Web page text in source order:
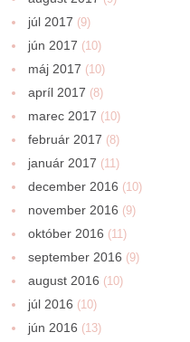
júl 2017 (9)
jún 2017 (10)
máj 2017 (10)
apríl 2017 (8)
marec 2017 (10)
február 2017 (8)
január 2017 (11)
december 2016 (10)
november 2016 (9)
október 2016 (11)
september 2016 (9)
august 2016 (10)
júl 2016 (10)
jún 2016 (13)